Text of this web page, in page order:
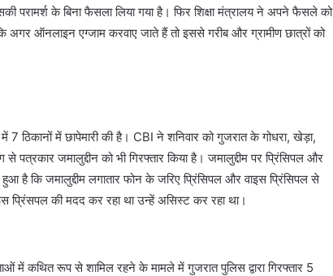
परामर्श के बिना फैसला लिया गया है। फिर शिक्षा मंत्रालय ने अपने फैसले को
अगर ऑनलाइन एग्जाम करवाए जाते हैं तो इससे गरीब और ग्रामीण छात्रों को
ठिकानों में छापेमारी की है। CBI ने शनिवार को गुजरात के गोधरा, खेड़ा,
जमालुद्दीन को भी गिरफ्तार किया है। जमालुद्दीम पर प्रिंसिपल और
कि जमालुद्दीम लगातार फोन के जरिए प्रिंसिपल और वाइस प्रिंसिपल से
प्रिंसपल की मदद कर रहा था उन्हें असिस्ट कर रहा था।
में कथित रूप से शामिल रहने के मामले में गुजरात पुलिस द्वारा गिरफ्तार 5